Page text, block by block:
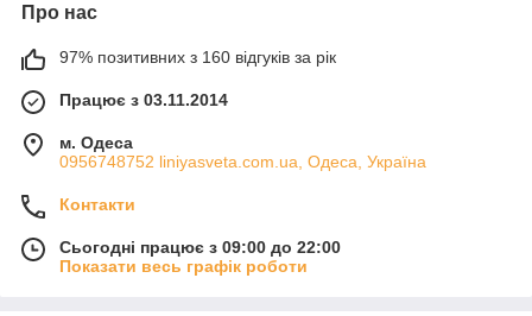
Про нас
97% позитивних з 160 відгуків за рік
Працює з 03.11.2014
м. Одеса
0956748752 liniyasveta.com.ua, Одеса, Україна
Контакти
Сьогодні працює з 09:00 до 22:00
Показати весь графік роботи